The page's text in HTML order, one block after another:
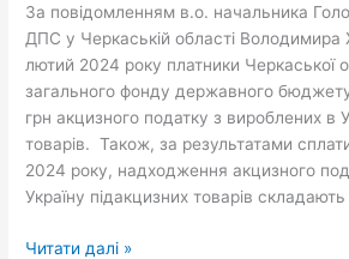
За повідомленням в.о. начальника
ДПС у Черкаській області Володимира
лютий 2024 року платники Черкаської
загального фонду державного
грн акцизного податку з вироблених в
товарів. Також, за результатами
2024 року, надходження акцизного
Україну підакцизних товарів
сплатили
39,23
млн
грн
акцизного
податку
Читати далі »